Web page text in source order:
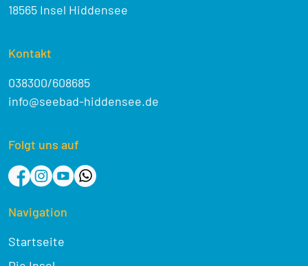
18565 Insel Hiddensee
Kontakt
038300/608685
info@seebad-hiddensee.de
Folgt uns auf
Navigation
Startseite